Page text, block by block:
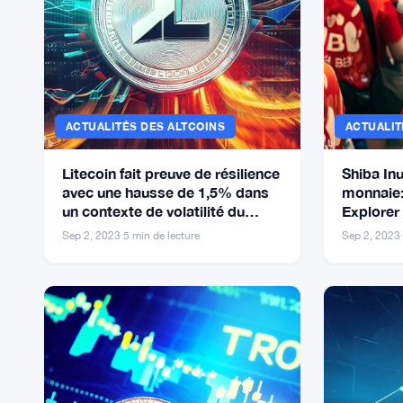
ACTUALITÉS DES ALTCOINS
Litecoin fait preuve de résilience
avec une hausse de 1,5% dans
un contexte de volatilité du
marché
Sep 2, 2023 5 min de lecture
Shiba
Sep 2, 2023